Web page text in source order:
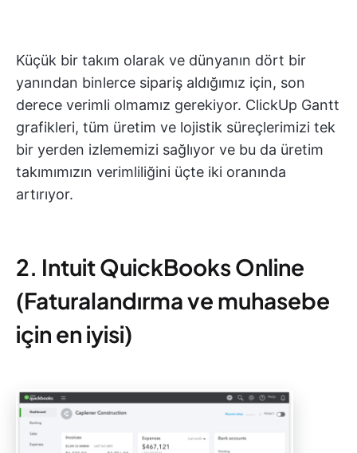
Küçük bir takım olarak ve dünyanın dört bir
yanından binlerce sipariş aldığımız için, son
derece verimli olmamız gerekiyor. ClickUp Gantt
grafikleri, tüm üretim ve lojistik süreçlerimizi tek
bir yerden izlememizi sağlıyor ve bu da üretim
takımımızın verimliliğini üçte iki oranında
artırıyor.
2. Intuit QuickBooks Online
(Faturalandırma ve muhasebe
için en iyisi)